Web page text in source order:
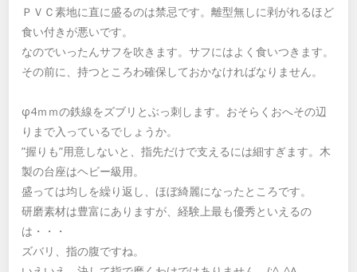
ＰＶＣ素地に直に盛るのは禁忌です。離型無しに剥がれるほど
食い付きが悪いです。
なのでいったんサフを吹きます。サフにはよく食いつきます。
その前に、持つところわ確保しておかなければなりません。
φ4ｍｍの鉄線をズブリとぶっ刺します。おそらくおへその辺
りまで入っているでしょうか。
”握りも”用意しないと、指先だけで支えるには細すぎます。木
製の台座はヘビー級用。
盛っては均しを繰り返し、ほぼ綺麗になったところです。
研磨素材は豊富にありますが、経験上最も優秀といえるの
は・・・
ズバリ、指の腹ですね。